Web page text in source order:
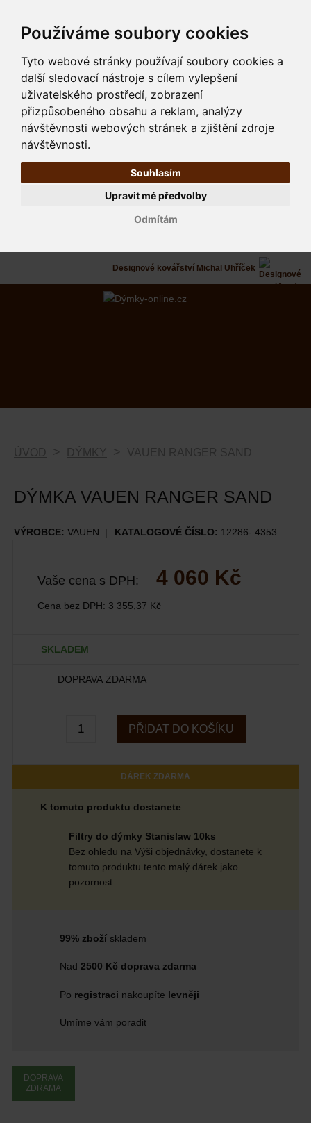
Používáme soubory cookies
Tyto webové stránky používají soubory cookies a
další sledovací nástroje s cílem vylepšení
uživatelského prostředí, zobrazení
přizpůsobeného obsahu a reklam, analýzy
návštěvnosti webových stránek a zjištění zdroje
návštěvnosti.
Souhlasím
Odmítám
Upravit mé předvolby
Designové kovářství Michal Uhříček
ÚVOD DÝMKY VAUEN RANGER SAND
DÝMKA VAUEN RANGER SAND
VÝROBCE: VAUEN KATALOGOVÉ ČÍSLO: 12286- 4353
Vaše cena s DPH: 4 060 Kč
Cena bez DPH: 3 355,37 Kč
SKLADEM
DOPRAVA ZDARMA
PŘIDAT DO KOŠÍKU
DÁREK ZDARMA
K tomuto produktu dostanete
Filtry do dýmky Stanislaw 10ks
Bez ohledu na Výši objednávky, dostanete k
tomuto produktu tento malý dárek jako
pozornost.
99% zbožískladem
Nad 2500 Kč doprava zdarma
Po registraci nakoupíte levněji
Umíme vám poradit
DOPRAVA
ZDRAMA